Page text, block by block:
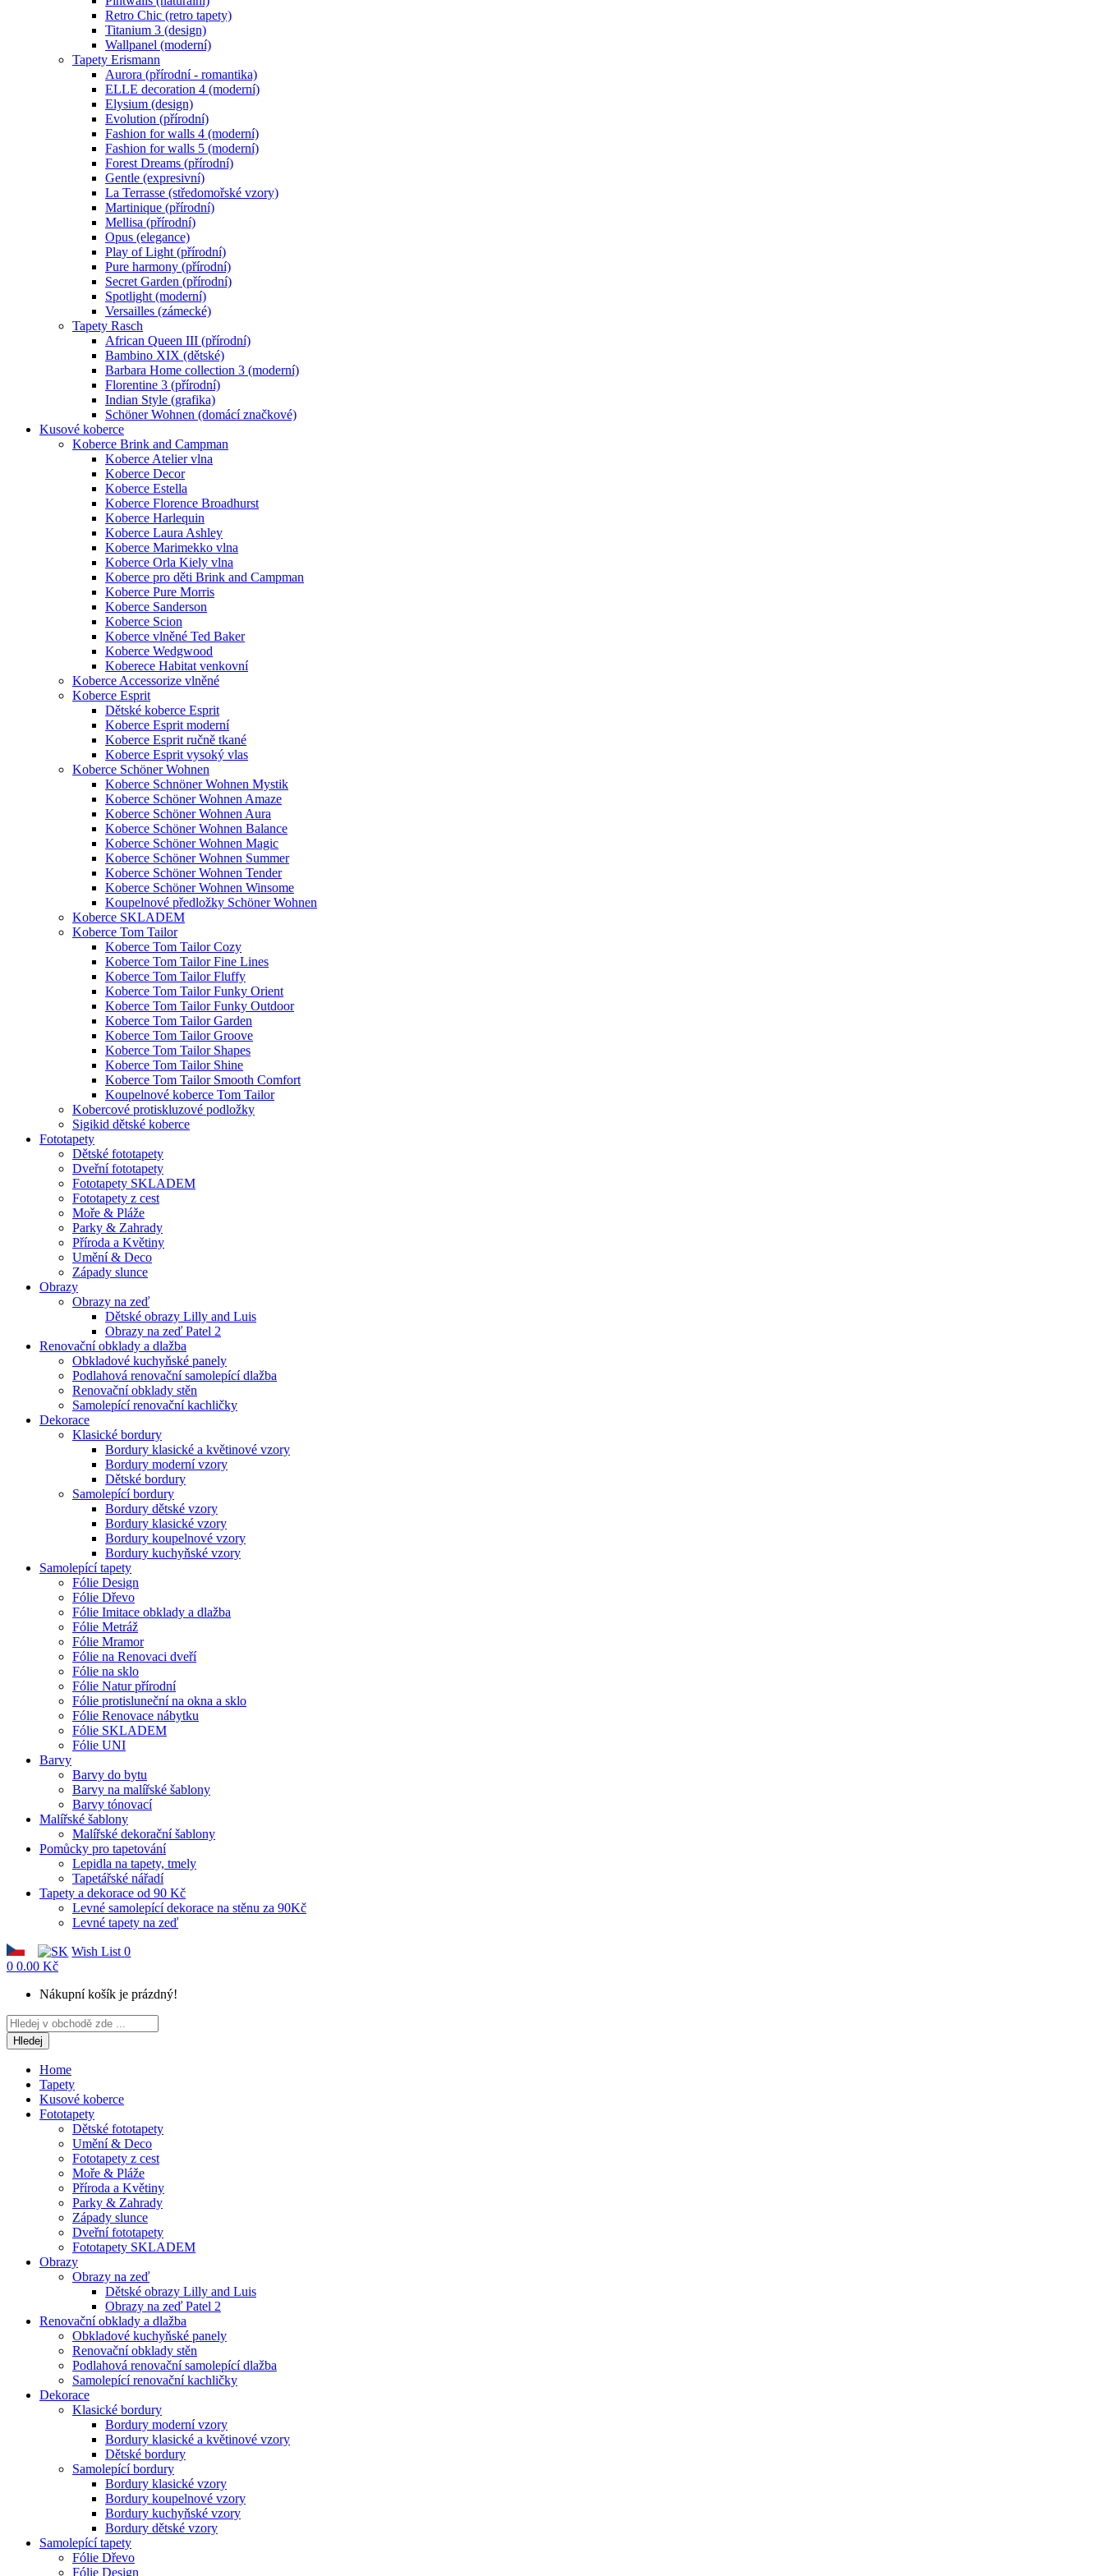
Retro Chic (retro tapety)
Titanium 3 (design)
Wallpanel (moderní)
Tapety Erismann
Aurora (přírodní - romantika)
ELLE decoration 4 (moderní)
Elysium (design)
Evolution (přírodní)
Fashion for walls 4 (moderní)
Fashion for walls 5 (moderní)
Forest Dreams (přírodní)
Gentle (expresivní)
La Terrasse (středomořské vzory)
Martinique (přírodní)
Mellisa (přírodní)
Opus (elegance)
Play of Light (přírodní)
Pure harmony (přírodní)
Secret Garden (přírodní)
Spotlight (moderní)
Versailles (zámecké)
Tapety Rasch
African Queen III (přírodní)
Bambino XIX (dětské)
Barbara Home collection 3 (moderní)
Florentine 3 (přírodní)
Indian Style (grafika)
Schöner Wohnen (domácí značkové)
Kusové koberce
Koberce Brink and Campman
Koberce Atelier vlna
Koberce Decor
Koberce Estella
Koberce Florence Broadhurst
Koberce Harlequin
Koberce Laura Ashley
Koberce Marimekko vlna
Koberce Orla Kiely vlna
Koberce pro děti Brink and Campman
Koberce Pure Morris
Koberce Sanderson
Koberce Scion
Koberce vlněné Ted Baker
Koberce Wedgwood
Koberece Habitat venkovní
Koberce Accessorize vlněné
Koberce Esprit
Dětské koberce Esprit
Koberce Esprit moderní
Koberce Esprit ručně tkané
Koberce Esprit vysoký vlas
Koberce Schöner Wohnen
Koberce Schnöner Wohnen Mystik
Koberce Schöner Wohnen Amaze
Koberce Schöner Wohnen Aura
Koberce Schöner Wohnen Balance
Koberce Schöner Wohnen Magic
Koberce Schöner Wohnen Summer
Koberce Schöner Wohnen Tender
Koberce Schöner Wohnen Winsome
Koupelnové předložky Schöner Wohnen
Koberce SKLADEM
Koberce Tom Tailor
Koberce Tom Tailor Cozy
Koberce Tom Tailor Fine Lines
Koberce Tom Tailor Fluffy
Koberce Tom Tailor Funky Orient
Koberce Tom Tailor Funky Outdoor
Koberce Tom Tailor Garden
Koberce Tom Tailor Groove
Koberce Tom Tailor Shapes
Koberce Tom Tailor Shine
Koberce Tom Tailor Smooth Comfort
Koupelnové koberce Tom Tailor
Kobercové protiskluzové podložky
Sigikid dětské koberce
Fototapety
Dětské fototapety
Dveřní fototapety
Fototapety SKLADEM
Fototapety z cest
Moře & Pláže
Parky & Zahrady
Příroda a Květiny
Umění & Deco
Západy slunce
Obrazy
Obrazy na zeď
Dětské obrazy Lilly and Luis
Obrazy na zeď Patel 2
Renovační obklady a dlažba
Obkladové kuchyňské panely
Podlahová renovační samolepící dlažba
Renovační obklady stěn
Samolepící renovační kachličky
Dekorace
Klasické bordury
Bordury klasické a květinové vzory
Bordury moderní vzory
Dětské bordury
Samolepící bordury
Bordury dětské vzory
Bordury klasické vzory
Bordury koupelnové vzory
Bordury kuchyňské vzory
Samolepící tapety
Fólie Design
Fólie Dřevo
Fólie Imitace obklady a dlažba
Fólie Metráž
Fólie Mramor
Fólie na Renovaci dveří
Fólie na sklo
Fólie Natur přírodní
Fólie protisluneční na okna a sklo
Fólie Renovace nábytku
Fólie SKLADEM
Fólie UNI
Barvy
Barvy do bytu
Barvy na malířské šablony
Barvy tónovací
Malířské šablony
Malířské dekorační šablony
Pomůcky pro tapetování
Lepidla na tapety, tmely
Tapetářské nářadí
Tapety a dekorace od 90 Kč
Levné samolepící dekorace na stěnu za 90Kč
Levné tapety na zeď
Wish List 0
0 0.00 Kč
Nákupní košík je prázdný!
Hledej
Home
Tapety
Kusové koberce
Fototapety
Dětské fototapety
Umění & Deco
Fototapety z cest
Moře & Pláže
Příroda a Květiny
Parky & Zahrady
Západy slunce
Dveřní fototapety
Fototapety SKLADEM
Obrazy
Obrazy na zeď
Dětské obrazy Lilly and Luis
Obrazy na zeď Patel 2
Renovační obklady a dlažba
Obkladové kuchyňské panely
Renovační obklady stěn
Podlahová renovační samolepící dlažba
Samolepící renovační kachličky
Dekorace
Klasické bordury
Bordury moderní vzory
Bordury klasické a květinové vzory
Dětské bordury
Samolepící bordury
Bordury klasické vzory
Bordury koupelnové vzory
Bordury kuchyňské vzory
Bordury dětské vzory
Samolepící tapety
Fólie Dřevo
Fólie Design